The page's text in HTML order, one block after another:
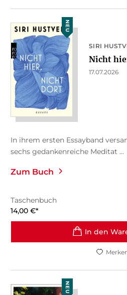
NEU
SIRI
Nicht
17.07.2026
In ihrem ersten Essayband
sechs gedankenreiche Meditat ...
Zum Buch
Taschenbuch
14,00 €*
In den
NEU